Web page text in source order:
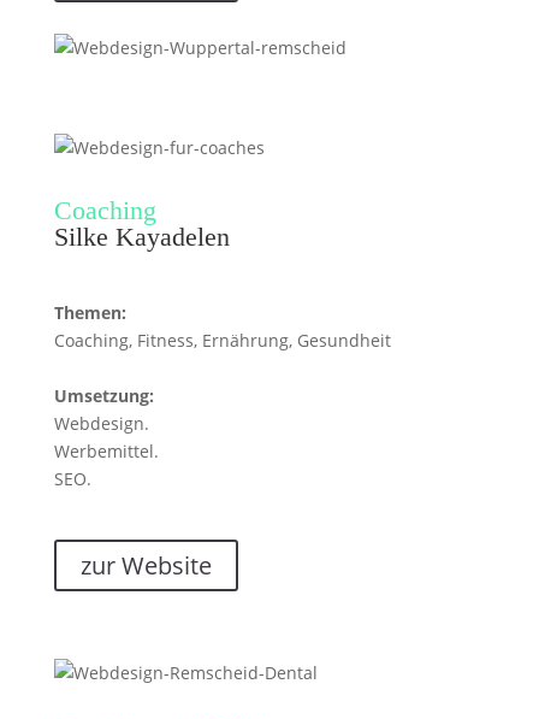
Coaching
Silke Kayadelen
Themen:
Coaching, Fitness, Ernährung, Gesundheit
Umsetzung:
Webdesign.
Werbemittel.
SEO.
zur Website